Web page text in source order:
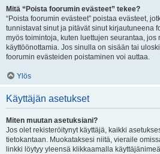
Mitä “Poista foorumin evästeet” tekee?
“Poista foorumin evästeet” poistaa evästeet,
tunnistavat sinut ja pitävät sinut kirjautuneena
myös toimintoja, kuten luettujen seurantaa, jos
käyttöönottamia. Jos sinulla on sisään tai
foorumin evästeiden poistaminen voi auttaa.
Ylös
Käyttäjän asetukset
Miten muutan asetuksiani?
Jos olet rekisteröitynyt käyttäjä, kaikki
tietokantaan. Muokataksesi niitä, vieraile
linkki löytyy yleensä klikkaamalla